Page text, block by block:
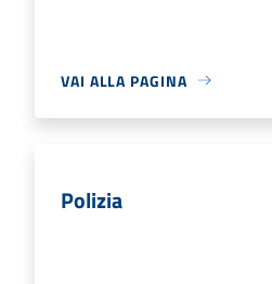
VAI ALLA PAGINA
Polizia